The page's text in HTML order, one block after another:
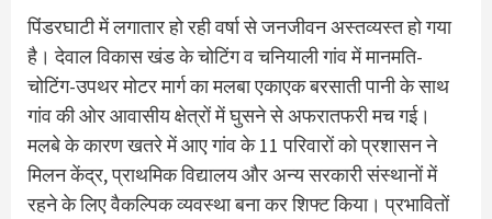
पिंडरघाटी में लगातार हो रही वर्षा से जनजीवन अस्तव्यस्त हो गया
है। देवाल विकास खंड के चोटिंग व चनियाली गांव में मानमति-
चोटिंग-उपथर मोटर मार्ग का मलबा एकाएक बरसाती पानी के साथ
गांव की ओर आवासीय क्षेत्रों में घुसने से अफरातफरी मच गई।
मलबे के कारण खतरे में आए गांव के 11 परिवारों को प्रशासन ने
मिलन केंद्र, प्राथमिक विद्यालय और अन्य सरकारी संस्थानों में
रहने के लिए वैकल्पिक व्यवस्था बना कर शिफ्ट किया। प्रभावितों